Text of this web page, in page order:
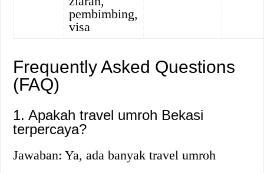
pembimbing,
visa
Frequently Asked Questions
(FAQ)
1. Apakah travel umroh Bekasi
terpercaya?
Jawaban: Ya, ada banyak travel umroh